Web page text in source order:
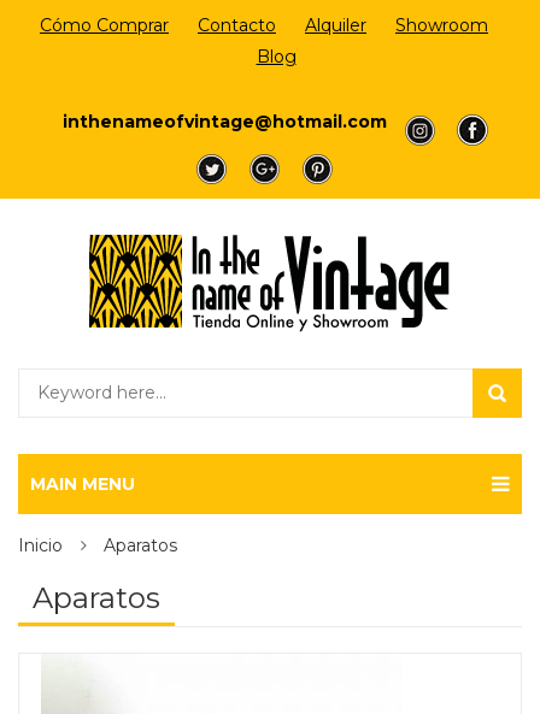
Cómo Comprar Contacto Alquiler
Showroom
Blog
inthenameofvintage@hotmail.com
a
a
a
a a
MAIN MENU
Inicio Aparatos
Aparatos